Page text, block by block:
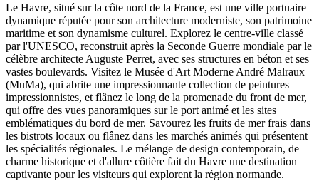
Le Havre, situé sur la côte nord de la France, est une ville portuaire
dynamique réputée pour son architecture moderniste, son patrimoine
maritime et son dynamisme culturel. Explorez le centre-ville classé
par l'UNESCO, reconstruit après la Seconde Guerre mondiale par le
célèbre architecte Auguste Perret, avec ses structures en béton et ses
vastes boulevards. Visitez le Musée d'Art Moderne André Malraux
(MuMa), qui abrite une impressionnante collection de peintures
impressionnistes, et flânez le long de la promenade du front de mer,
qui offre des vues panoramiques sur le port animé et les sites
emblématiques du bord de mer. Savourez les fruits de mer frais dans
les bistrots locaux ou flânez dans les marchés animés qui présentent
les spécialités régionales. Le mélange de design contemporain, de
charme historique et d'allure côtière fait du Havre une destination
captivante pour les visiteurs qui explorent la région normande.